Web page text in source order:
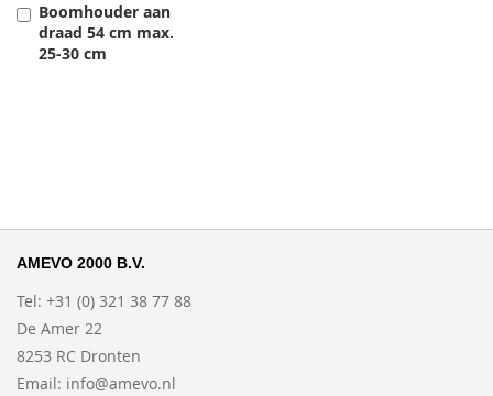
Boomhouder aan
draad 54 cm max.
25-30 cm
Toevoegen
AMEVO 2000 B.V.
Tel: +31 (0) 321 38 77 88
De Amer 22
8253 RC Dronten
Email: info@amevo.nl